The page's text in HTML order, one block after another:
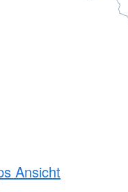
Ansicht